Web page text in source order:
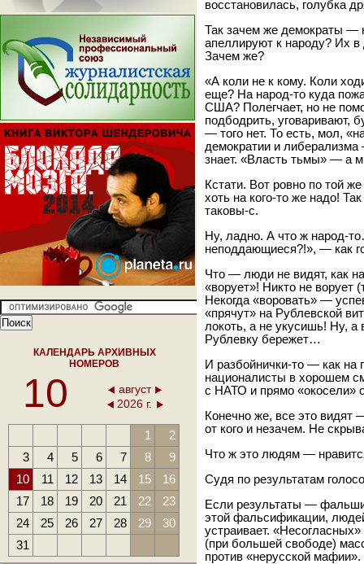
КАЛЕНДАРЬ АРХИВНЫХ
НОМЕРОВ
10
август
2026 г.
1
2
3
4 5 6 7 8
9
10
11 12 13 14 15
16
17
18 19 20 21 22
23
24
25 26 27 28 29
30
31
восстановилась, голубка
Так зачем же демократы —
апеллируют к народу? Их
Зачем же?
«А коли не к кому. Коли
еще? На народ-то куда
США? Полегчает, но не
подбодрить, уговаривают,
— того нет. То есть, мол,
демократии и
знает. «Власть тьмы» — а
Кстати. Вот ровно по той
хоть на кого-то же надо!
таковы-с.
Ну, ладно. А что ж народ-
неподдающиеся?!», — как
Что — люди не видят, как
«ворует»! Никто не
Некогда «воровать» —
«прячут» на Рублевской
локоть, а не укусишь! Ну,
Рублевку бережет…
И разбойнички-то — как
националисты в хорошем
с НАТО и прямо «окосели»
Конечно же, все это видят
от кого и незачем. Не
Что ж это людям —
Судя по результатам
Если результаты —
этой фальсификации,
устраивает.
(при большей свободе)
против «нерусской мафии».